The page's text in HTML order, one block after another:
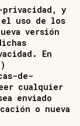
privacidad , y
uso de los
versión
En
de-
cualquier
enviado
o nueva